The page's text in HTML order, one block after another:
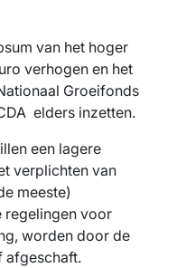
van het hoger
verhogen en het
Groeifonds
elders inzetten.
een lagere
verplichten van
meeste)
regelingen voor
worden door de
afgeschaft.